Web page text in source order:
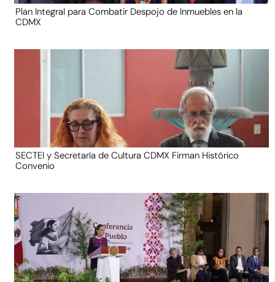
Plan Integral para Combatir Despojo de Inmuebles en la
CDMX
SECTEI y Secretaría de Cultura CDMX Firman Histórico
Convenio